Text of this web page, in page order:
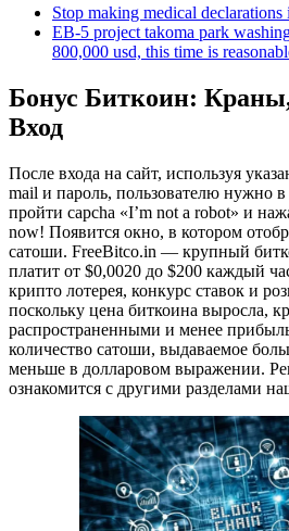
Stop making medical
EB-5 project takoma park
800,000 usd, this time is
Бонус Биткоин:
Вход
После входа на сайт, используя
mail и пароль, пользователю нужно
пройти capcha «I’m not a robot» и
now! Появится окно, в котором
сатоши. FreeBitco.in — крупный
платит от $0,0020 до $200 каждый
крипто лотерея, конкурс ставок и
поскольку цена биткоина выросла,
распространенными и менее
количество сатоши, выдаваемое
меньше в долларовом выражении.
ознакомится с другими разделами